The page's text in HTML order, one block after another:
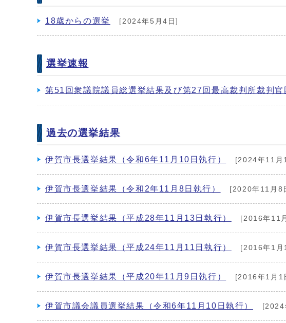
18歳からの選挙 [2024年5月4日]
選挙速報
第51回衆議院議員総選挙結果及び第27回最高裁判所裁判
過去の選挙結果
伊賀市長選挙結果（令和6年11月10日執行） [2024年11月
伊賀市長選挙結果（令和2年11月8日執行） [2020年11月8
伊賀市長選挙結果（平成28年11月13日執行） [2016年11
伊賀市長選挙結果（平成24年11月11日執行） [2016年1月
伊賀市長選挙結果（平成20年11月9日執行） [2016年1月1
伊賀市議会議員選挙結果（令和6年11月10日執行） [2024